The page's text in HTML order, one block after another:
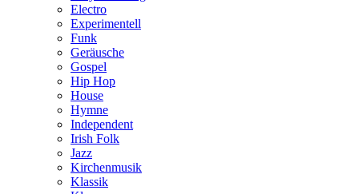
Electro
Experimentell
Funk
Geräusche
Gospel
Hip Hop
House
Hymne
Independent
Irish Folk
Jazz
Kirchenmusik
Klassik